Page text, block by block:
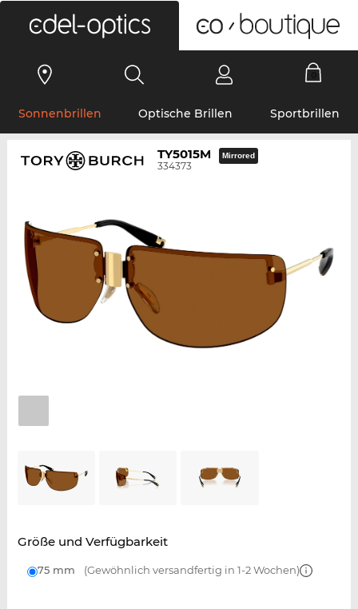
Sonnenbrillen Optische Brillen Sportbrillen
TY5015M
334373
Mirrored
Größe und Verfügbarkeit
75 mm (Gewöhnlich versandfertig in 1-2 Wochen)